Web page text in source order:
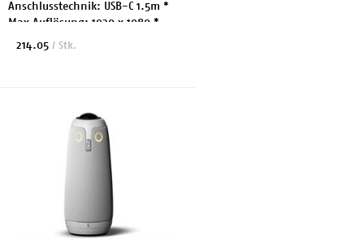
Anschlusstechnik: USB-C 1.5m *
Max Auflösung: 1920 x 1080 *
Video Modi: 1080p *
214.05 / Stk.